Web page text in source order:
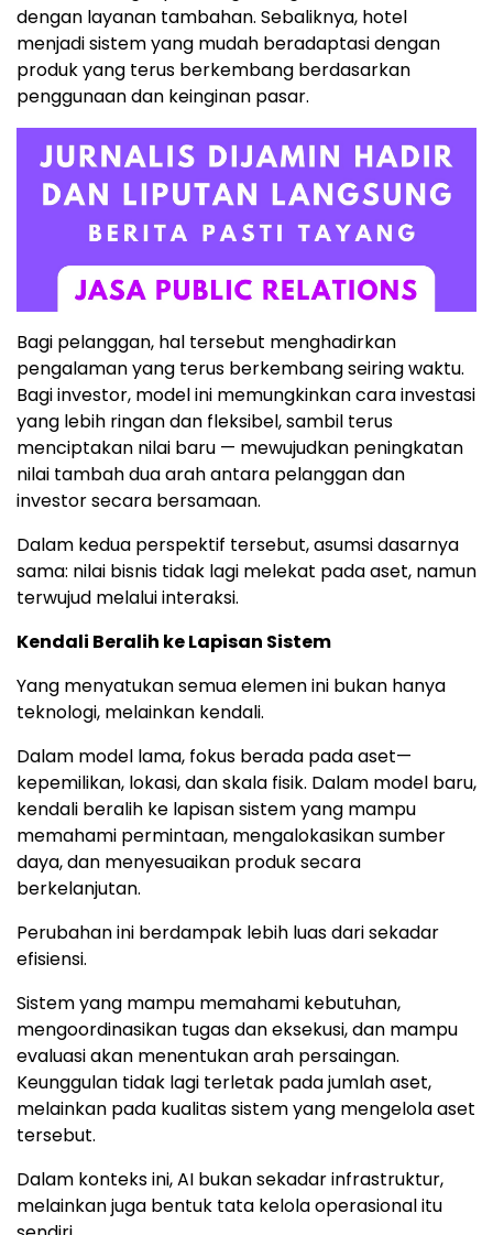
dengan layanan tambahan. Sebaliknya, hotel
menjadi sistem yang mudah beradaptasi dengan
produk yang terus berkembang berdasarkan
penggunaan dan keinginan pasar.
Bagi pelanggan, hal tersebut menghadirkan
pengalaman yang terus berkembang seiring waktu.
Bagi investor, model ini memungkinkan cara investasi
yang lebih ringan dan fleksibel, sambil terus
menciptakan nilai baru — mewujudkan peningkatan
nilai tambah dua arah antara pelanggan dan
investor secara bersamaan.
Dalam kedua perspektif tersebut, asumsi dasarnya
sama: nilai bisnis tidak lagi melekat pada aset, namun
terwujud melalui interaksi.
Kendali Beralih ke Lapisan Sistem
Yang menyatukan semua elemen ini bukan hanya
teknologi, melainkan kendali.
Dalam model lama, fokus berada pada aset—
kepemilikan, lokasi, dan skala fisik. Dalam model baru,
kendali beralih ke lapisan sistem yang mampu
memahami permintaan, mengalokasikan sumber
daya, dan menyesuaikan produk secara
berkelanjutan.
Perubahan ini berdampak lebih luas dari sekadar
efisiensi.
Sistem yang mampu memahami kebutuhan,
mengoordinasikan tugas dan eksekusi, dan mampu
evaluasi akan menentukan arah persaingan.
Keunggulan tidak lagi terletak pada jumlah aset,
melainkan pada kualitas sistem yang mengelola aset
tersebut.
Dalam konteks ini, AI bukan sekadar infrastruktur,
melainkan juga bentuk tata kelola operasional itu